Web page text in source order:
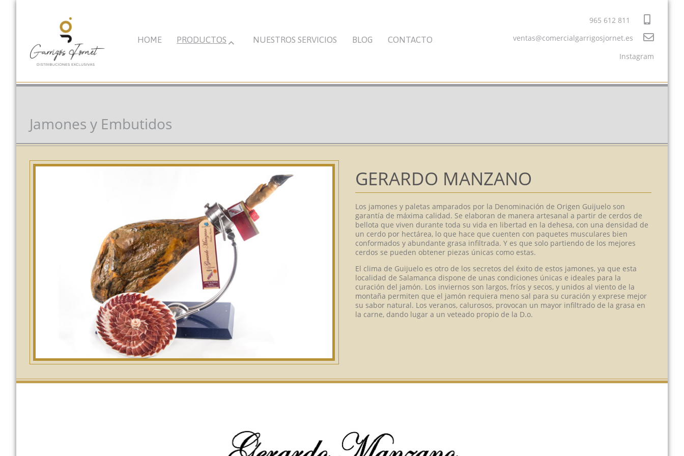
HOME PRODUCTOS NUESTROS SERVICIOS BLOG CONTACTO
965 612 811
ventas@comercialgarrigosjornet.es
Instagram
Jamones y Embutidos
GERARDO MANZANO
Los jamones y paletas amparados por la Denominación de Origen Guijuelo son
garantía de máxima calidad. Se elaboran de manera artesanal a partir de cerdos de
bellota que viven durante toda su vida en libertad en la dehesa, con una densidad de
un cerdo por hectárea, lo que hace que cuenten con paquetes musculares bien
conformados y abundante grasa infiltrada. Y es que solo partiendo de los mejores
cerdos se pueden obtener piezas únicas como estas.
El clima de Guijuelo es otro de los secretos del éxito de estos jamones, ya que esta
localidad de Salamanca dispone de unas condiciones únicas e ideales para la
curación del jamón. Los inviernos son largos, fríos y secos, y unidos al viento de la
montaña permiten que el jamón requiera meno sal para su curación y exprese mejor
su sabor natural. Los veranos, calurosos, provocan un mayor infiltrado de la grasa en
la carne, dando lugar a un veteado propio de la D.o.